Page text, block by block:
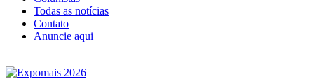
Todas as notícias
Contato
Anuncie aqui